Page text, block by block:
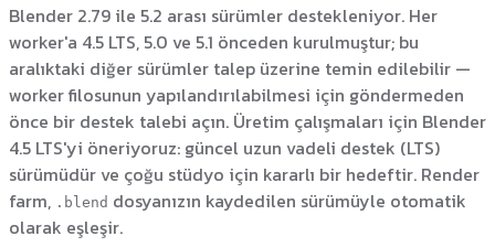
Blender 2.79 ile 5.2 arası sürümler destekleniyor. Her
worker'a 4.5 LTS, 5.0 ve 5.1 önceden kurulmuştur; bu
aralıktaki diğer sürümler talep üzerine temin edilebilir —
worker filosunun yapılandırılabilmesi için göndermeden
önce bir destek talebi açın. Üretim çalışmaları için Blender
4.5 LTS'yi öneriyoruz: güncel uzun vadeli destek (LTS)
sürümüdür ve çoğu stüdyo için kararlı bir hedeftir. Render
farm, .blend dosyanızın kaydedilen sürümüyle otomatik
olarak eşleşir.